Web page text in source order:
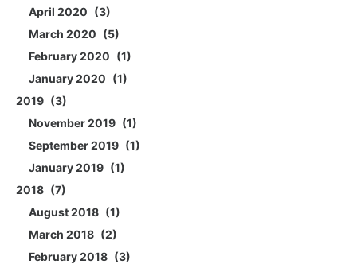
April 2020
3
March 2020
5
February 2020
1
January 2020
1
2019
3
November 2019
1
September 2019
1
January 2019
1
2018
7
August 2018
1
March 2018
2
February 2018
3